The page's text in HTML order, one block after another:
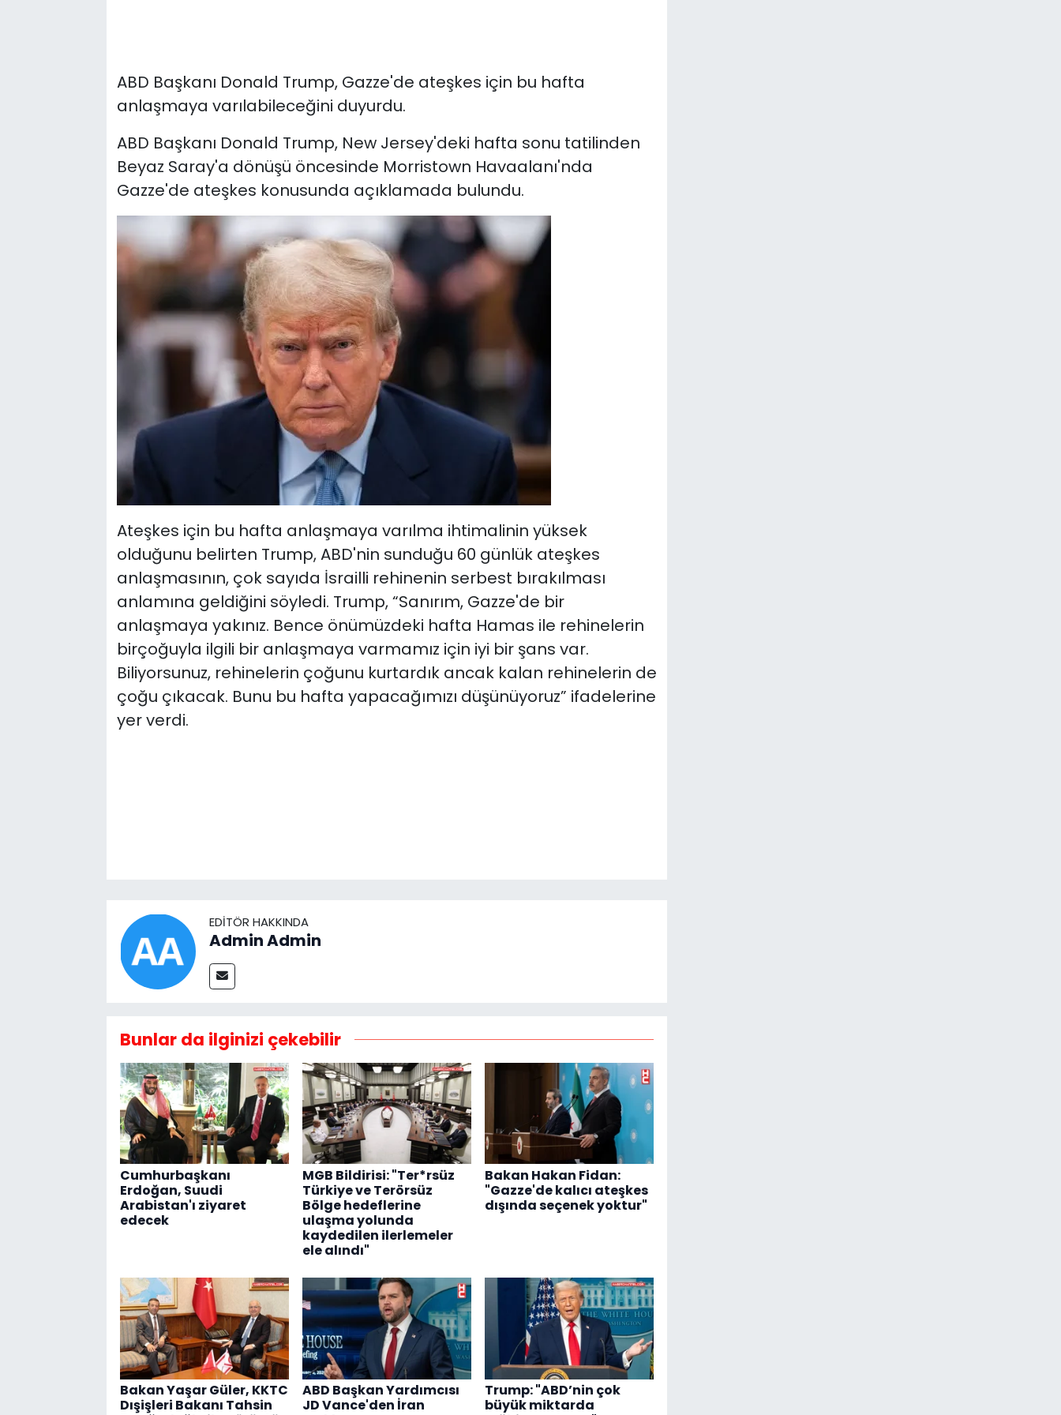
ABD Başkanı Donald Trump, Gazze'de ateşkes için bu hafta
anlaşmaya varılabileceğini duyurdu.
ABD Başkanı Donald Trump, New Jersey'deki hafta sonu tatilinden
Beyaz Saray'a dönüşü öncesinde Morristown Havaalanı'nda
Gazze'de ateşkes konusunda açıklamada bulundu.
Ateşkes için bu hafta anlaşmaya varılma ihtimalinin yüksek
olduğunu belirten Trump, ABD'nin sunduğu 60 günlük ateşkes
anlaşmasının, çok sayıda İsrailli rehinenin serbest bırakılması
anlamına geldiğini söyledi. Trump, “Sanırım, Gazze'de bir
anlaşmaya yakınız. Bence önümüzdeki hafta Hamas ile rehinelerin
birçoğuyla ilgili bir anlaşmaya varmamız için iyi bir şans var.
Biliyorsunuz, rehinelerin çoğunu kurtardık ancak kalan rehinelerin de
çoğu çıkacak. Bunu bu hafta yapacağımızı düşünüyoruz” ifadelerine
yer verdi.
EDITÖR HAKKINDA
Admin Admin
Bunlar da ilginizi çekebilir
Cumhurbaşkanı
Erdoğan, Suudi
Arabistan'ı ziyaret
edecek
MGB Bildirisi: "Ter*rsüz
Türkiye ve Terörsüz
Bölge hedeflerine
ulaşma yolunda
kaydedilen ilerlemeler
ele alındı"
Bakan Hakan Fidan:
"Gazze'de kalıcı ateşkes
dışında seçenek yoktur"
Bakan Yaşar Güler, KKTC
Dışişleri Bakanı Tahsin
ABD Başkan Yardımcısı
JD Vance'den İran
Trump: "ABD’nin çok
büyük miktarda